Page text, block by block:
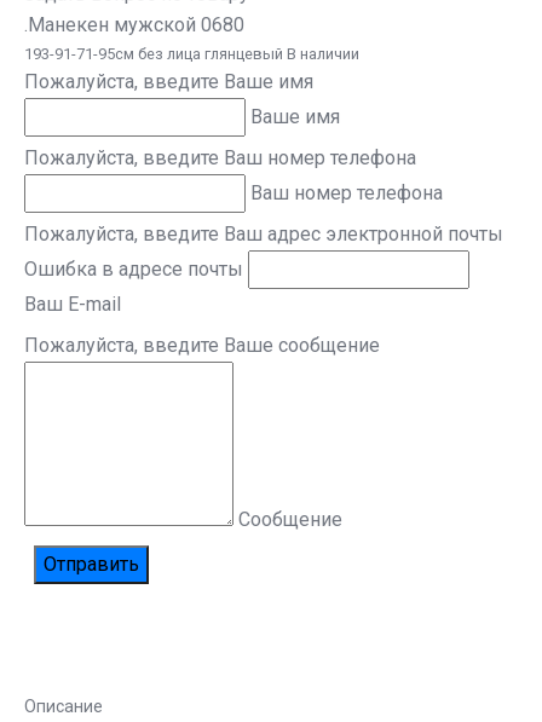
.Манекен мужской 0680
193-91-71-95см без лица глянцевый В наличии
Пожалуйста, введите Ваше имя
Ваше имя
Пожалуйста, введите Ваш номер телефона
Ваш номер телефона
Пожалуйста, введите Ваш адрес электронной почты
Ошибка в адресе почты
Ваш E-mail
Пожалуйста, введите Ваше сообщение
Сообщение
Описание